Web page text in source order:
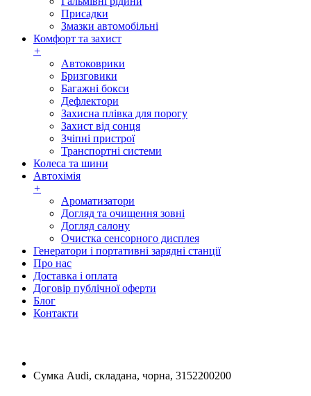
Присадки
Змазки автомобільні
Комфорт та захист
+
Автоковрики
Бризговики
Багажні бокси
Дефлектори
Захисна плівка для порогу
Захист від сонця
Зчіпні пристрої
Транспортні системи
Колеса та шини
Автохімія
+
Ароматизатори
Догляд та очищення зовні
Догляд салону
Очистка сенсорного дисплея
Генератори і портативні зарядні станції
Про нас
Доставка і оплата
Договір публічної оферти
Блог
Контакти
Сумка Audi, складана, чорна, 3152200200